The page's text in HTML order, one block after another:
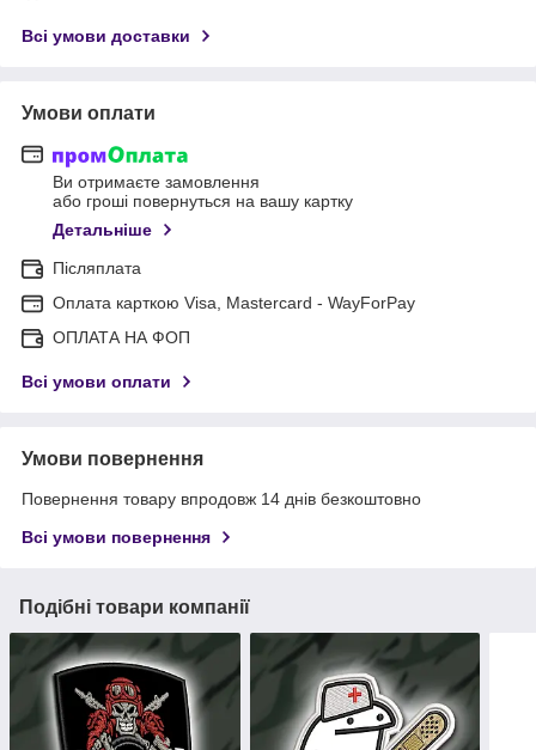
Всі умови доставки
Умови оплати
Ви отримаєте замовлення
або гроші повернуться на вашу картку
Детальніше
Післяплата
Оплата карткою Visa, Mastercard - WayForPay
ОПЛАТА НА ФОП
Всі умови оплати
Умови повернення
Повернення товару впродовж 14 днів безкоштовно
Всі умови повернення
Подібні товари компанії